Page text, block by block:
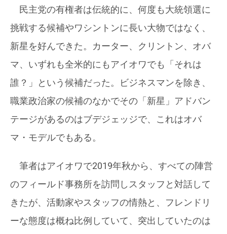
民主党の有権者は伝統的に、何度も大統領選に
挑戦する候補やワシントンに長い大物ではなく、
新星を好んできた。カーター、クリントン、オバ
マ、いずれも全米的にもアイオワでも「それは
誰？」という候補だった。ビジネスマンを除き、
職業政治家の候補のなかでその「新星」アドバン
テージがあるのはブデジェッジで、これはオバ
マ・モデルでもある。
筆者はアイオワで2019年秋から、すべての陣営
のフィールド事務所を訪問しスタッフと対話して
きたが、活動家やスタッフの情熱と、フレンドリ
ーな態度は概ね比例していて、突出していたのは